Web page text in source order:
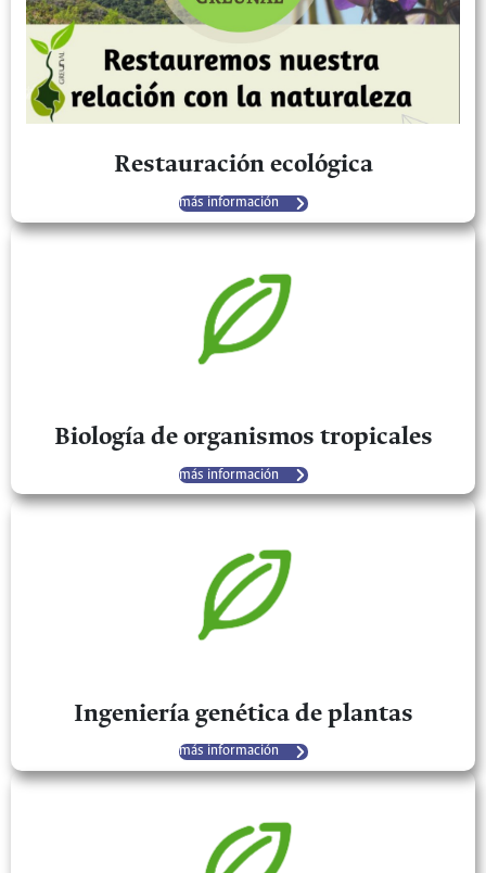
Restauración ecológica
más información
Biología de organismos tropicales
más información
Ingeniería genética de plantas
más información